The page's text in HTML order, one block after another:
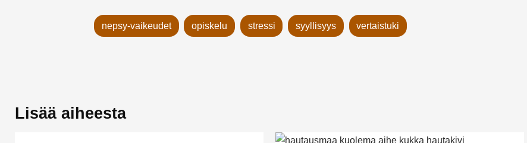
nepsy-vaikeudet opiskelu stressi syyllisyys vertaistuki
Lisää aiheesta